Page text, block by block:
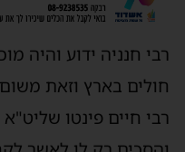
חנניה ידוע והיה
בארץ וזאת משום
חיים פינטו שליט"א